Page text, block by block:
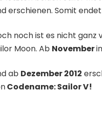
erschienen. Somit
noch ist es nicht ganz
Moon. Ab November
ab Dezember 2012
Codename: Sailor V!